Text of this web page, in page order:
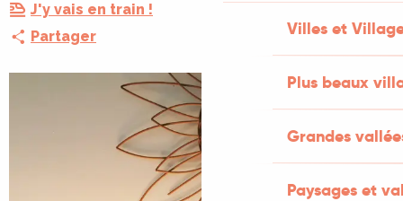
Villes et
Plus beaux
Grandes
Paysages et
J'y vais en train !
Partager